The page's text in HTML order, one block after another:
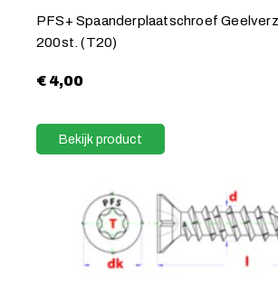
PFS+ Spaanderplaatschroef
200st. (T20)
€4,00
Bekijk product